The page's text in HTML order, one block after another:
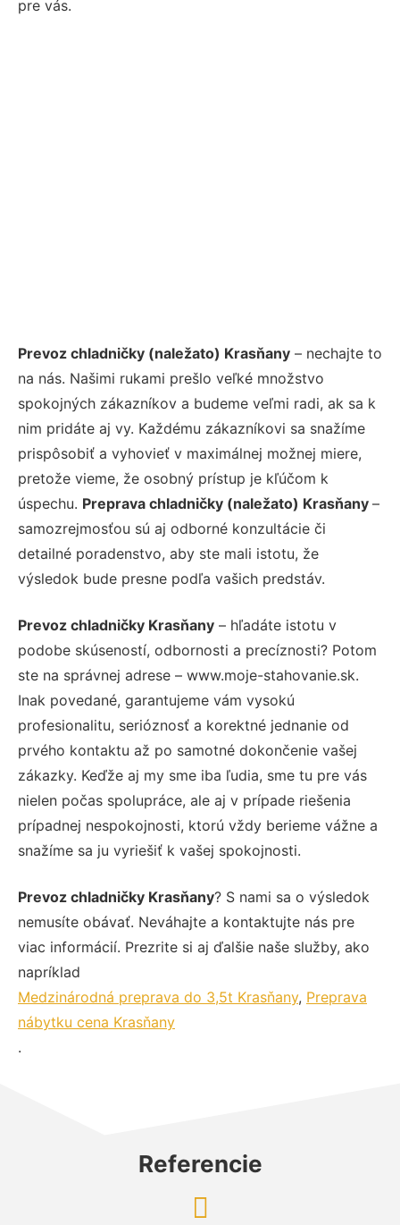
pre vás.
Prevoz chladničky (naležato) Krasňany – nechajte to
na nás. Našimi rukami prešlo veľké množstvo
spokojných zákazníkov a budeme veľmi radi, ak sa k
nim pridáte aj vy. Každému zákazníkovi sa snažíme
prispôsobiť a vyhovieť v maximálnej možnej miere,
pretože vieme, že osobný prístup je kľúčom k
úspechu. Preprava chladničky (naležato) Krasňany –
samozrejmosťou sú aj odborné konzultácie či
detailné poradenstvo, aby ste mali istotu, že
výsledok bude presne podľa vašich predstáv.
Prevoz chladničky Krasňany – hľadáte istotu v
podobe skúseností, odbornosti a precíznosti? Potom
ste na správnej adrese – www.moje-stahovanie.sk.
Inak povedané, garantujeme vám vysokú
profesionalitu, serióznosť a korektné jednanie od
prvého kontaktu až po samotné dokončenie vašej
zákazky. Keďže aj my sme iba ľudia, sme tu pre vás
nielen počas spolupráce, ale aj v prípade riešenia
prípadnej nespokojnosti, ktorú vždy berieme vážne a
snažíme sa ju vyriešiť k vašej spokojnosti.
Prevoz chladničky Krasňany? S nami sa o výsledok
nemusíte obávať. Neváhajte a kontaktujte nás pre
viac informácií. Prezrite si aj ďalšie naše služby, ako
napríklad
Medzinárodná preprava do 3,5t Krasňany, Preprava
nábytku cena Krasňany
.
Referencie